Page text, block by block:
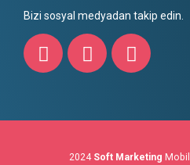
Bizi sosyal medyadan takip edin.
2024 Soft Marketing